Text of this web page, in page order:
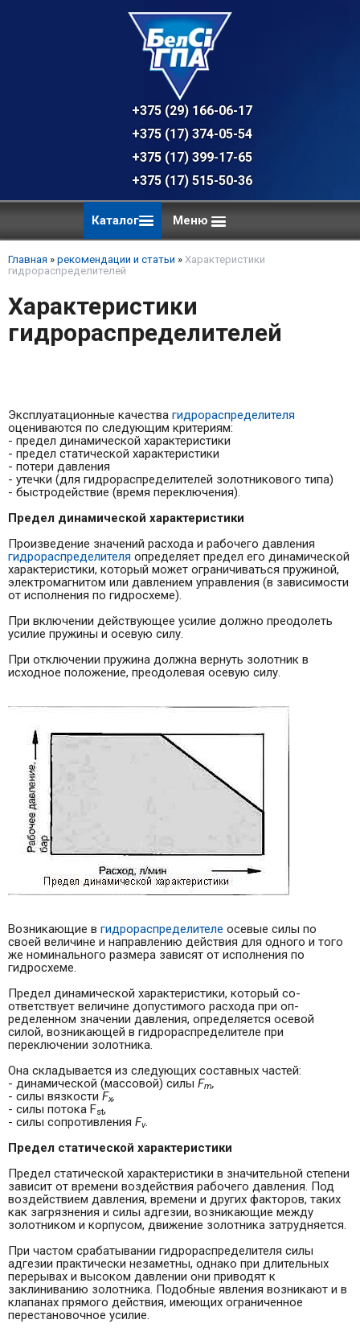
+375 (29) 166-06-17 - техническая
+375 (17) 374-05-54 - общий отдел,
+375 (17) 399-17-65
+375 (17) 515-50-36
Каталог Меню
Главная » рекомендации и статьи » Характеристики
гидрораспределителей
Характеристики
гидрораспределителей
Эксплуатационные качества гидрораспределителя
оцениваются по следующим критериям:
- предел динамической характеристики
- предел статической характеристики
- потери давления
- утечки (для гидрораспределителей золотникового типа)
- быстродействие (время переключения).
Предел динамической характеристики
Произведение значений расхода и рабочего давле­ния
гидрораспределителя определяет предел его динамической
характеристики, который может ограничиваться пружиной,
электромагнитом или давлением управления (в зависимости
от ис­полнения по гидросхеме).
При включении действу­ющее усилие должно преодолеть
усилие пружины и осевую силу.
При отключении пружина должна вернуть золотник в
исходное положение, преодоле­вая осевую силу.
Возникающие в гидрораспределителе осевые силы по
своей величине и направлению действия для од­ного и того
же номинального размера зависят от исполнения по
гидросхеме.
Предел динамической характеристики, который со­
ответствует величине допустимого расхода при оп­
ределенном значении давления, определяется осе­вой
силой, возникающей в гидрораспределителе при
переключении золотника.
Она складывается из следующих составных частей:
- динамической (массовой) силы Fm,
- силы вязкости Fx,
- силы потока Fst,
- силы сопротивления Fv.
Предел статической характеристики
Предел статической характеристики в значительной степени
зависит от времени воздействия рабочего давления. Под
воздействием давления, времени и других факторов, таких
как загрязнения и силы ад­гезии, возникающие между
золотником и корпусом, движение золотника затрудняется.
При частом срабатывании гидрораспределителя силы
адгезии практически незаметны, однако при длительных
перерывах и высоком давлении они приводят к
заклиниванию золотника. Подобные яв­ления возникают и в
клапанах прямого действия, имеющих ограниченное
перестановочное усилие.